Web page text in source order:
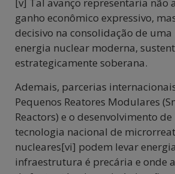
ganho econômico expressivo,
decisivo na consolidação de
energia nuclear moderna,
estrategicamente soberana.
Ademais, parcerias
Pequenos Reatores Modulares
Reactors) e o desenvolvimento
tecnologia nacional de
nucleares[vi] podem levar
infraestrutura é precária e onde